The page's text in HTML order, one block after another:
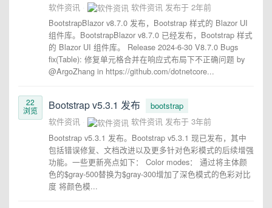
软件资讯
软件资讯 发布于 2年前
BootstrapBlazor v8.7.0 发布，Bootstrap 样式的 Blazor UI
组件库。BootstrapBlazor v8.7.0 已经发布，Bootstrap 样式
的 Blazor UI 组件库。 Release 2024-6-30 V8.7.0 Bugs
fix(Table): 修复单元格合并在响应式布局下不正确问题 by
@ArgoZhang in https://github.com/dotnetcore...
22
浏览
Bootstrap v5.3.1 发布
bootstrap
软件资讯
软件资讯 发布于 3年前
Bootstrap v5.3.1 发布。Bootstrap v5.3.1 现已发布，其中
包括错误修复、文档改进以及更多针对色彩模式的后续增强
功能。一些更新亮点如下： Color modes： 通过将主体颜
色的$gray-500替换为$gray-300增加了深色模式的色彩对比
度 将颜色模...